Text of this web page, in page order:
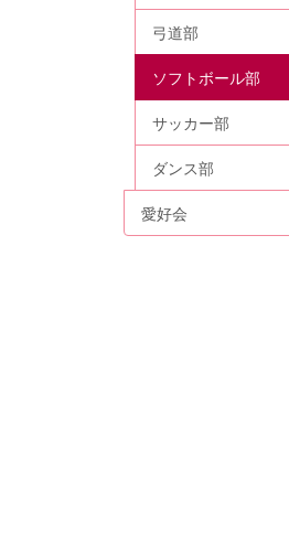
弓道部
ソフトボール部
サッカー部
ダンス部
愛好会